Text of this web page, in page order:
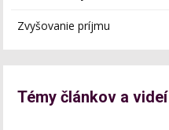
Zvyšovanie príjmu
Témy článkov a videí